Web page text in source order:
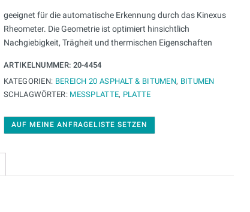
geeignet für die automatische Erkennung durch das Kinexus
Rheometer. Die Geometrie ist optimiert hinsichtlich
Nachgiebigkeit, Trägheit und thermischen Eigenschaften
ARTIKELNUMMER: 20-4454
KATEGORIEN: BEREICH 20 ASPHALT & BITUMEN, BITUMEN
SCHLAGWÖRTER: MESSPLATTE, PLATTE
AUF MEINE ANFRAGELISTE SETZEN